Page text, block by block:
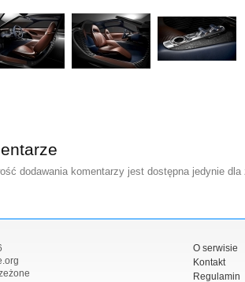
dodawania komentarzy jest dostępna jedynie
O serwisie
Kontakt
Regulamin